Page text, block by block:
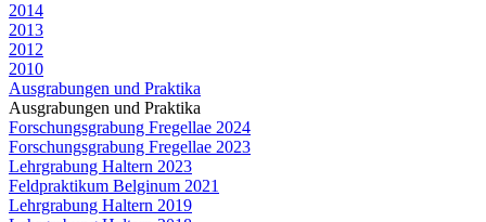
2014
2013
2012
2010
Ausgrabungen und Praktika
Ausgrabungen und Praktika
Forschungsgrabung Fregellae 2024
Forschungsgrabung Fregellae 2023
Lehrgrabung Haltern 2023
Feldpraktikum Belginum 2021
Lehrgrabung Haltern 2019